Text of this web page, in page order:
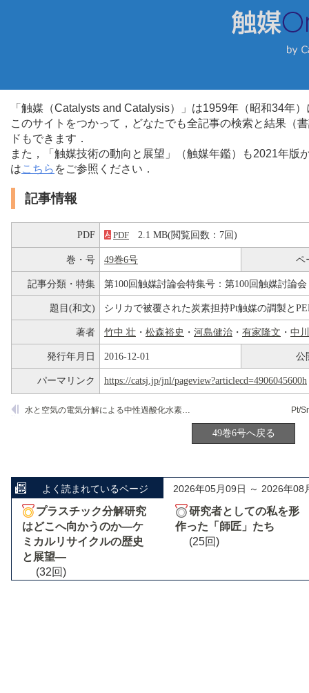
「触媒（Catalysts and Catalysis）」は1959年（昭和34年
このサイトをつかって，どなたでも全記事の検索と結果（
ドもできます．
また，「触媒技術の動向と展望」（触媒年鑑）も2021年
はこちら をご参照ください．
記事情報
PDF PDF 2.1 MB(閲覧回数：7回)
巻・号 49巻6号 ペ
記事分類・特集 第100回触媒討論会特集号：第100回触媒討論会
題目(和文) シリカで被覆された炭素担持Pt触媒の調製と
著者 竹中 壮 ・ 松森裕史 ・ 河島健治 ・ 有家隆文 ・ 中
発行年月日 2016-12-01 公
パーマリンク https://catsj.jp/jnl/pageview?articlecd=4906045600h
Pt/
水と空気の電気分解による中性過酸化水素水の一段合成
49巻6号へ戻る
よく読まれているページ 2026年05月09日 ～ 2026年08
プラスチック分解研究
はどこへ向かうのか―ケ
ミカルリサイクルの歴史
と展望―
(32回)
研究者としての私を形
作った「師匠」たち
(25回)